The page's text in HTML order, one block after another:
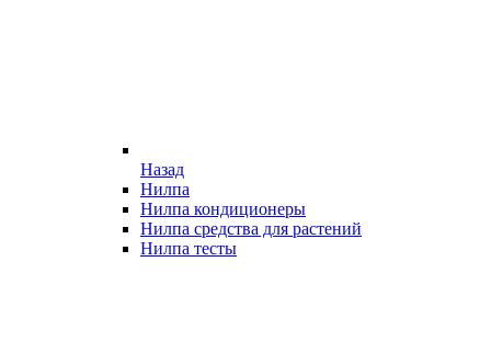
Назад
Нилпа
Нилпа кондиционеры
Нилпа средства для растений
Нилпа тесты